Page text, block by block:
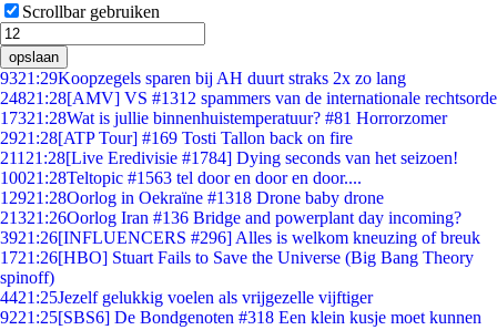
Scrollbar gebruiken
opslaan
9321:29Koopzegels sparen bij AH duurt straks 2x zo lang
24821:28[AMV] VS #1312 spammers van de internationale rechtsorde
17321:28Wat is jullie binnenhuistemperatuur? #81 Horrorzomer
2921:28[ATP Tour] #169 Tosti Tallon back on fire
211 21:28[Live Eredivisie #1784] Dying seconds van het seizoen!
10021:28Teltopic #1563 tel door en door en door....
12921:28Oorlog in Oekraïne #1318 Drone baby drone
21321:26Oorlog Iran #136 Bridge and powerplant day incoming?
3921:26[INFLUENCERS #296] Alles is welkom kneuzing of breuk
1721:26[HBO] Stuart Fails to Save the Universe (Big Bang Theory
spinoff)
4421:25Jezelf gelukkig voelen als vrijgezelle vijftiger
9221:25[SBS6] De Bondgenoten #318 Een klein kusje moet kunnen